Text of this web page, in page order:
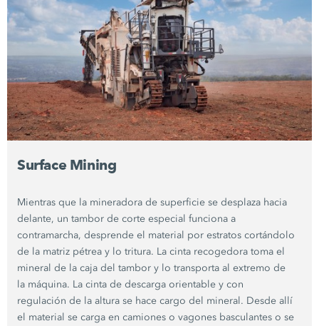
Surface Mining
Mientras que la mineradora de superficie se desplaza hacia
delante, un tambor de corte especial funciona a
contramarcha, desprende el material por estratos cortándolo
de la matriz pétrea y lo tritura. La cinta recogedora toma el
mineral de la caja del tambor y lo transporta al extremo de
la máquina. La cinta de descarga orientable y con
regulación de la altura se hace cargo del mineral. Desde allí
el material se carga en camiones o vagones basculantes o se